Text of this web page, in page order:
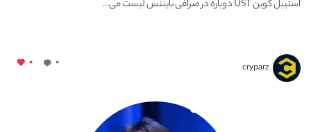
استیبل کوین UST دوباره در صرافی بایننس لیست می...
cryparz ۰ ۰